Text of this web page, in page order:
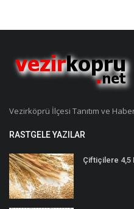
Vezirköprü İlçesi Tanıtım ve
RASTGELE YAZILAR
Çiftiçilere 4,5